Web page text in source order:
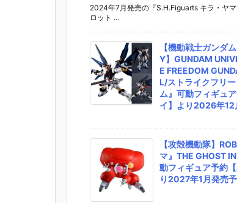
2024年7月発売の『S.H.Figuarts キラ・ヤ
ロット ...
【機動戦士ガンダ
Y】GUNDAM
E FREEDOM
L/ストライクフリ
ム』可動フィギュ
イ】より2026年12
【攻殻機動隊】
マ』THE GHOST
動フィギュア予約
り2027年1月発売